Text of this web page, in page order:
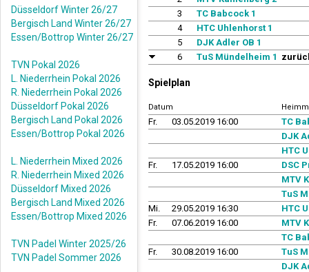
Düsseldorf Winter 26/27
Bergisch Land Winter 26/27
Essen/Bottrop Winter 26/27
TVN Pokal 2026
L. Niederrhein Pokal 2026
R. Niederrhein Pokal 2026
Düsseldorf Pokal 2026
Bergisch Land Pokal 2026
Essen/Bottrop Pokal 2026
L. Niederrhein Mixed 2026
R. Niederrhein Mixed 2026
Düsseldorf Mixed 2026
Bergisch Land Mixed 2026
Essen/Bottrop Mixed 2026
TVN Padel Winter 2025/26
TVN Padel Sommer 2026
3
TC Babcock 1
4
HTC Uhlenhorst 1
5
DJK Adler OB 1
6
TuS Mündelheim 1
Spielplan
Datum
Fr. 03.05.2019 16:00
TC
DJK
HTC
Fr.
17.05.2019 16:00
DSC
MTV
TuS
Mi.
29.05.2019 16:30
HTC
Fr.
07.06.2019 16:00
MTV
TC
Fr.
30.08.2019 16:00
TuS
DJK